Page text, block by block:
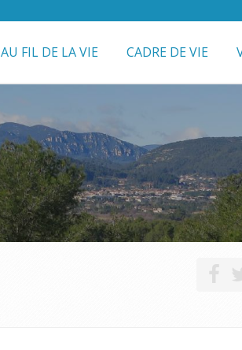
AU FIL DE LA VIE CADRE DE VIE